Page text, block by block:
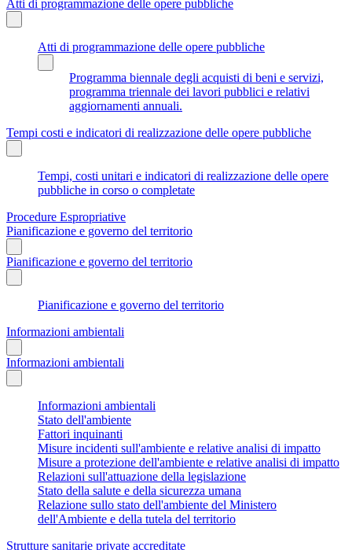
Atti di programmazione delle opere pubbliche
Atti di programmazione delle opere pubbliche
Programma biennale degli acquisti di beni e servizi,
programma triennale dei lavori pubblici e relativi
aggiornamenti annuali.
Tempi costi e indicatori di realizzazione delle opere pubbliche
Tempi, costi unitari e indicatori di realizzazione delle opere
pubbliche in corso o completate
Procedure Espropriative
Pianificazione e governo del territorio
Pianificazione e governo del territorio
Pianificazione e governo del territorio
Informazioni ambientali
Informazioni ambientali
Informazioni ambientali
Stato dell'ambiente
Fattori inquinanti
Misure incidenti sull'ambiente e relative analisi di impatto
Misure a protezione dell'ambiente e relative analisi di impatto
Relazioni sull'attuazione della legislazione
Stato della salute e della sicurezza umana
Relazione sullo stato dell'ambiente del Ministero
dell'Ambiente e della tutela del territorio
Strutture sanitarie private accreditate